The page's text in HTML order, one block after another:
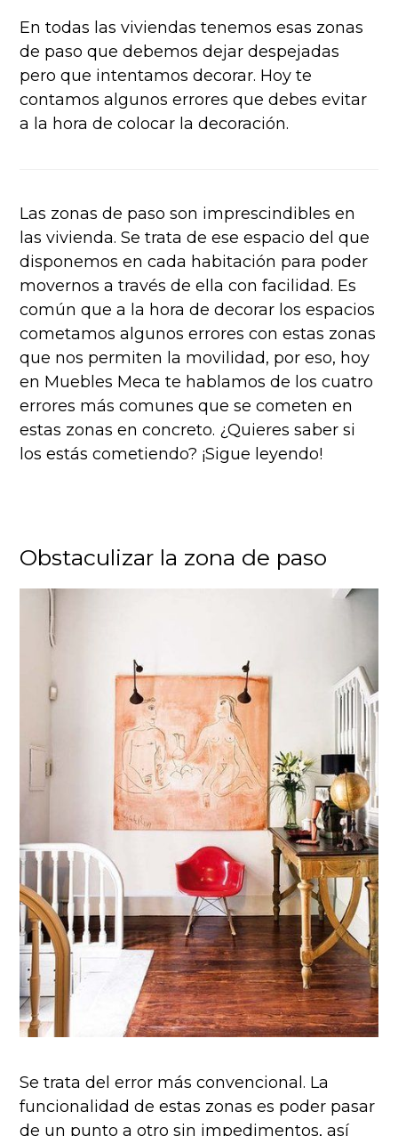
En todas las viviendas tenemos esas zonas
de paso que debemos dejar despejadas
pero que intentamos decorar. Hoy te
contamos algunos errores que debes evitar
a la hora de colocar la decoración.
Las zonas de paso son imprescindibles en
las vivienda. Se trata de ese espacio del que
disponemos en cada habitación para poder
movernos a través de ella con facilidad. Es
común que a la hora de decorar los espacios
cometamos algunos errores con estas zonas
que nos permiten la movilidad, por eso, hoy
en Muebles Meca te hablamos de los cuatro
errores más comunes que se cometen en
estas zonas en concreto. ¿Quieres saber si
los estás cometiendo? ¡Sigue leyendo!
Obstaculizar la zona de paso
Se trata del error más convencional. La
funcionalidad de estas zonas es poder pasar
de un punto a otro sin impedimentos, así